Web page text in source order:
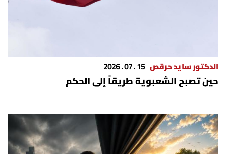
الدكتور سايد حرقص 15 . 07 . 2026
حين تصبح الشعبوية طريقاً إلى الحكم